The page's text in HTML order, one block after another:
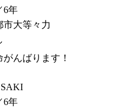
6年
市大等々力
んばります！
6年